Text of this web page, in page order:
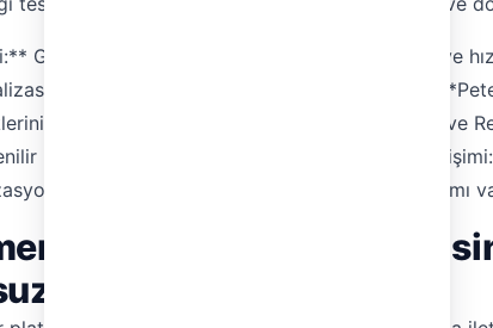
Gelişmiş cihazlarla kaçağın yerini tespit eder ve
tıkanıklıklarını etkili yöntemlerle açar. *
temizleyerek ısı verimini artırır. * **Klozet ve
bir şekilde onarır. * **Musluk ve Batarya
Açma:** Kanalizasyon hattınızda tıkanıklık
Tesisat'ı Tercih